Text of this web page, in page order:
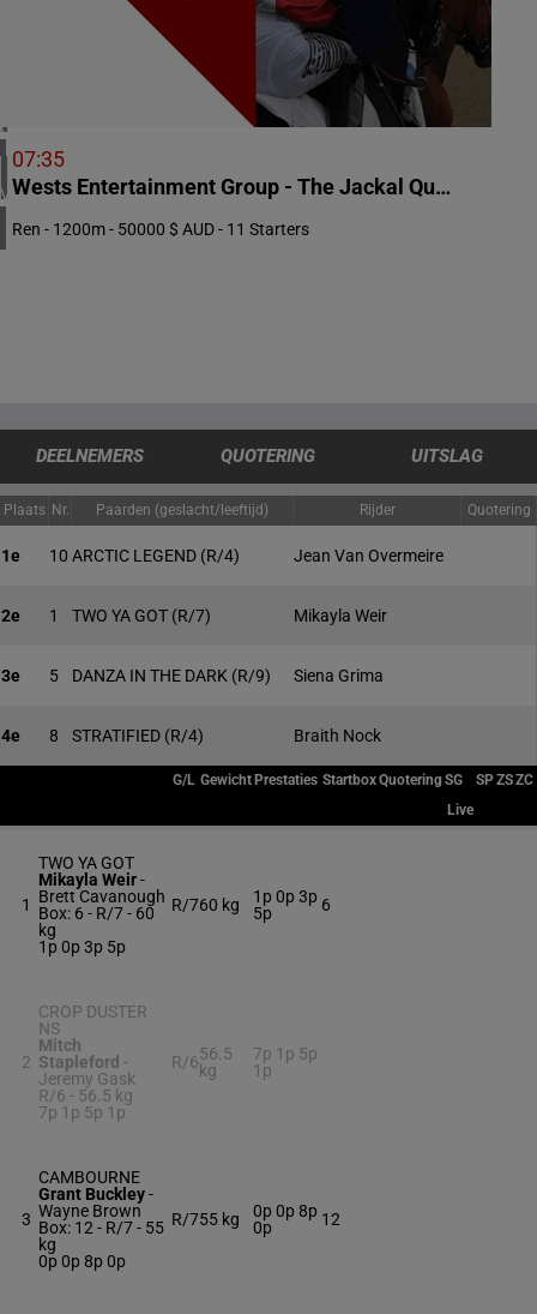
CHILI
1 meeting(s)
VERENIGDE STATEN
4 meeting(s)
07:35
Wests Entertainment Group - The Jackal Quality Open Sprint
Ren - 1200m - 50000 $ AUD - 11 Starters
DEELNEMERS QUOTERING UITSLAG
Plaats Nr. Paarden (geslacht/leeftijd) Rijder Quotering
1e 10 ARCTIC LEGEND (R/4) Jean Van Overmeire
2e 1 TWO YA GOT (R/7) Mikayla Weir
3e 5 DANZA IN THE DARK (R/9) Siena Grima
4e 8 STRATIFIED (R/4) Braith Nock
G/L Gewicht Prestaties StartboxQuoteringSG SPZSZC
Live
1
TWO YA GOT
Mikayla Weir-
Brett Cavanough
Box: 6 - R/7 - 60
kg
1p 0p 3p 5p
R/760 kg
1p 0p 3p
5p
6
2
CROP DUSTER
NS
Mitch
Stapleford -
Jeremy Gask
R/6 - 56.5 kg
7p 1p 5p 1p
R/656.5
kg
7p 1p 5p
1p
3
CAMBOURNE
Grant Buckley-
Wayne Brown
Box: 12 - R/7 - 55
kg
0p 0p 8p 0p
R/755 kg
0p 0p 8p
0p
12